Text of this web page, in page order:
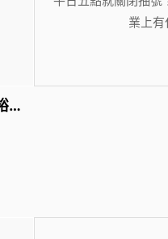
業上有
藏壽司 新店威秀裕隆店